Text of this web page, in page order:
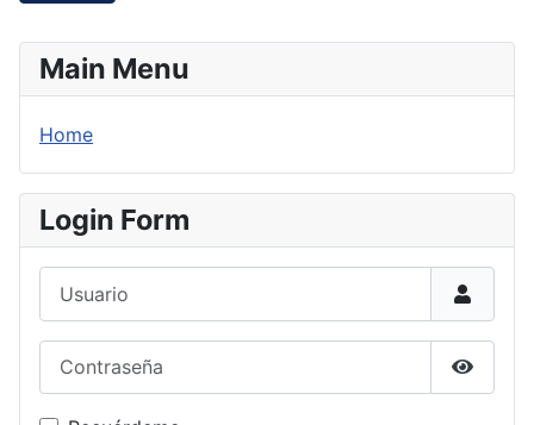
Main Menu
Home
Login Form